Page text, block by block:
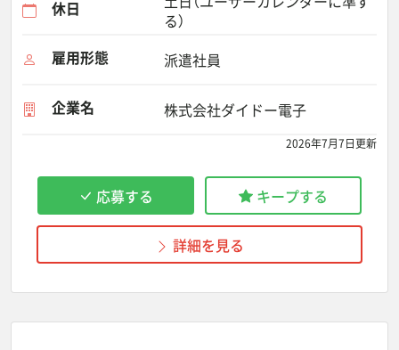
休日
る）
雇用形態
派遣社員
企業名 株式会社ダイドー電子
2026年7月7日更新
応募する キープする
詳細を見る